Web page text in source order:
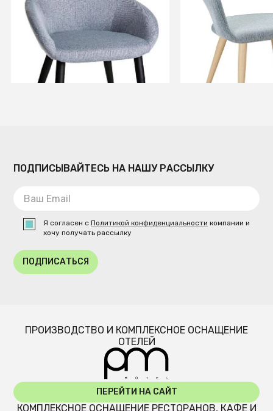
+8
В КОРЗИНУ
+3
В
ПОДПИСЫВАЙТЕСЬ НА НАШУ РАССЫЛКУ
Я согласен сПолитикой конфиденциальности компании и
хочу получать рассылку
ПОДПИСАТЬСЯ
ПРОИЗВОДСТВО И КОМПЛЕКСНОЕ ОСНАЩЕНИЕ
ОТЕЛЕЙ
ПЕРЕЙТИ НА САЙТ
КОМПЛЕКСНОЕ ОСНАЩЕНИЕ РЕСТОРАНОВ, КАФЕ И